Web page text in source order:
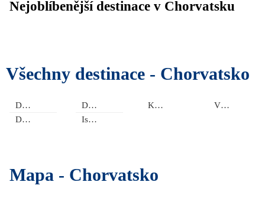
Nejoblíbenější destinace v Chorvatsku
Všechny destinace - Chorvatsko
Dalmácie jižní
Dalmácie severní
Dalmácie střední
Istrie
Kvarner Vnitrozemí
Mapa - Chorvatsko